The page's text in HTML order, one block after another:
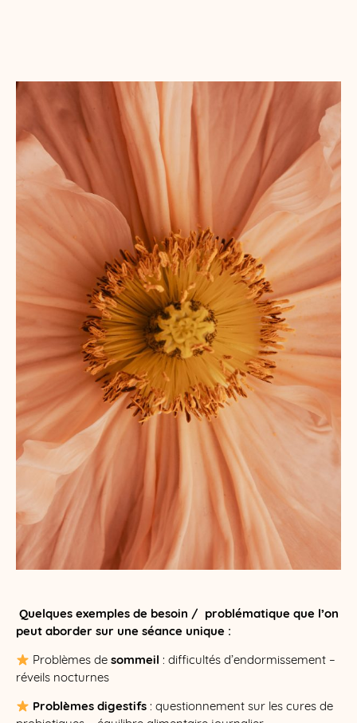
Quelques exemples de besoin / problématique que l’on
peut aborder sur une séance unique :
​ Problèmes desommeil : difficultés d’endormissement –
réveils nocturnes
Problèmes digestifs : questionnement sur les cures de